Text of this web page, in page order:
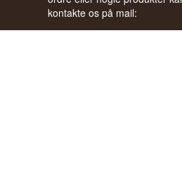
kontakte os på mail:
ordre@whisky.dk